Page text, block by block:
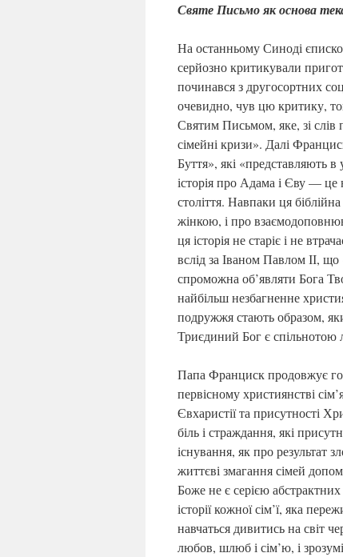
Святе Письмо як основа
На останньому Синоді
серйозно критикували
починався з другосортних
очевидно, чув цю критику,
Святим Письмом, яке, зі слів
сімейні кризи». Далі
Буття», які «представляють
історія про Адама і Єву —
століття. Навпаки ця
жінкою, і про
ця історія не старіє і не
вслід за Іваном Павлом ІІ,
спроможна об’являти Бога
найбільш незбагненне
подружжя стають образом,
Триєдиний Бог є спільнотою
Папа Франциск продовжує
первісному християнстві
Євхаристії та присутності
біль і страждання, які
існування, як про результат
життєві змагання сімей
Боже не є серією абстрактних
історії кожної сім’ї, яка
навчаться дивитись на світ
любов, шлюб і сім’ю, і